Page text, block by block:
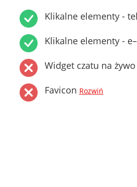
Klikalne elementy -
Klikalne elementy -
Widget czatu na żywo
Favicon Rozwiń